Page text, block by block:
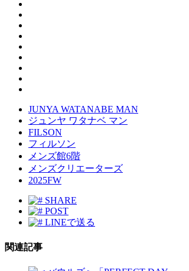
JUNYA WATANABE MAN
ジュンヤ ワタナベ マン
FILSON
フィルソン
メンズ館6階
メンズクリエーターズ
2025FW
SHARE
POST
LINEで送る
関連記事